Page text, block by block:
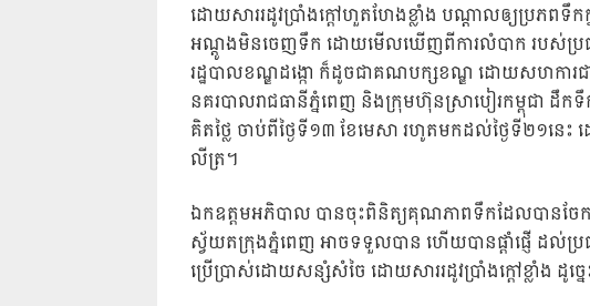
ដោយសាររដូវប្រាំងក្តៅហួតហែងខ្លាំង បណ្តាលឲ្យប្រភពទឹកក្
អណ្តូងមិនចេញទឹក ដោយមើលឃើញពីការលំបាក របស់ប្រជា
រដ្ឋបាលខណ្ឌដង្កោ ក៏ដូចជាគណបក្សខណ្ឌ ដោយសហការជ
នគរបាលរាជធានីភ្នំពេញ និងក្រុមហ៊ុនស្រាបៀរកម្ពុជា ដឹក
គិតថ្លៃ ចាប់ពីថ្ងៃទី១៣ ខែមេសា រហូតមកដល់ថ្ងៃទី២១ន
លីត្រ។
ឯកឧត្តមអភិបាល បានចុះពិនិត្យគុណភាពទឹកដែលបានចែកជូ
ស្វ័យតក្រុងភ្នំពេញ អាចទទួលបាន ហើយបានផ្តាំផ្ញើ ដល់ប្រ
ប្រើប្រាស់ដោយសន្សំសំចៃ ដោយសាររដូវប្រាំងក្តៅខ្លាំង ដូច្ន